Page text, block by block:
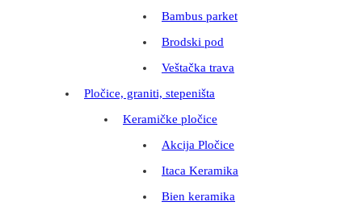
Bambus parket
Brodski pod
Veštačka trava
Pločice, graniti, stepeništa
Keramičke pločice
Akcija Pločice
Itaca Keramika
Bien keramika